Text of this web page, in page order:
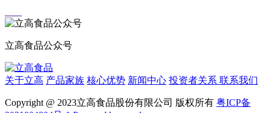
立高食品公众号
关于立高 产品家族 核心优势 新闻中心 投资者关系 联系我们
Copyright @ 2023立高食品股份有限公司 版权所有 粤ICP备